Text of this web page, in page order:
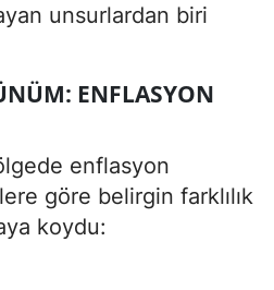
unsurlardan biri
ENFLASYON
enflasyon
göre belirgin farklılık
koydu: